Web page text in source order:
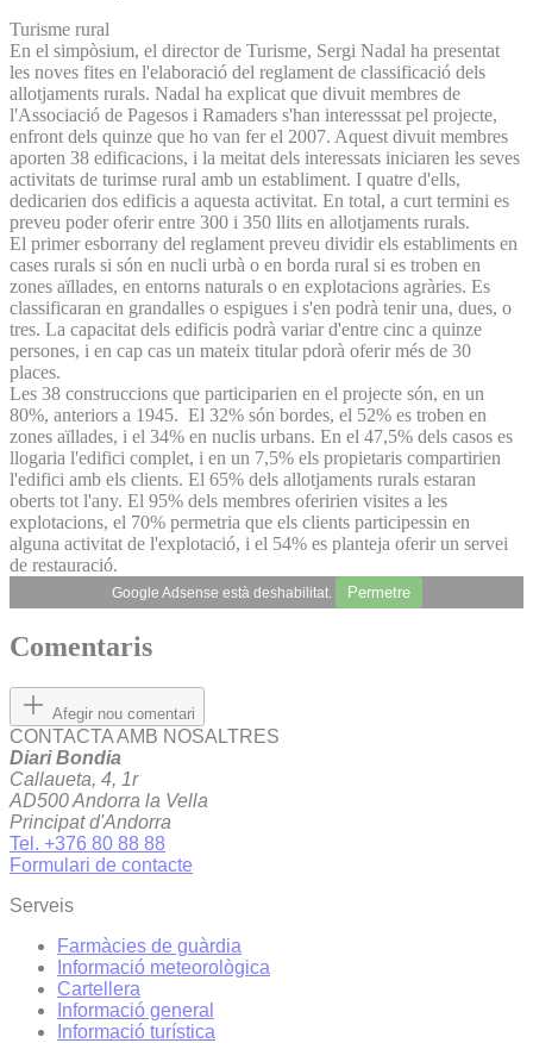
Turisme rural
En el simpòsium, el director de Turisme, Sergi Nadal ha presentat
les noves fites en l'elaboració del reglament de classificació dels
allotjaments rurals. Nadal ha explicat que divuit membres de
l'Associació de Pagesos i Ramaders s'han interesssat pel projecte,
enfront dels quinze que ho van fer el 2007. Aquest divuit membres
aporten 38 edificacions, i la meitat dels interessats iniciaren les seves
activitats de turimse rural amb un establiment. I quatre d'ells,
dedicarien dos edificis a aquesta activitat. En total, a curt termini es
preveu poder oferir entre 300 i 350 llits en allotjaments rurals.
El primer esborrany del reglament preveu dividir els establiments en
cases rurals si són en nucli urbà o en borda rural si es troben en
zones aïllades, en entorns naturals o en explotacions agràries. Es
classificaran en grandalles o espigues i s'en podrà tenir una, dues, o
tres. La capacitat dels edificis podrà variar d'entre cinc a quinze
persones, i en cap cas un mateix titular pdorà oferir més de 30
places.
Les 38 construccions que participarien en el projecte són, en un
80%, anteriors a 1945. El 32% són bordes, el 52% es troben en
zones aïllades, i el 34% en nuclis urbans. En el 47,5% dels casos es
llogaria l'edifici complet, i en un 7,5% els propietaris compartirien
l'edifici amb els clients. El 65% dels allotjaments rurals estaran
oberts tot l'any. El 95% dels membres oferirien visites a les
explotacions, el 70% permetria que els clients participessin en
alguna activitat de l'explotació, i el 54% es planteja oferir un servei
de restauració.
Google Adsense està deshabilitat. Permetre
Comentaris
Afegir nou comentari
CONTACTA AMB NOSALTRES
Diari Bondia
Callaueta, 4, 1r
AD500 Andorra la Vella
Principat d'Andorra
Tel. +376 80 88 88
Formulari de contacte
Serveis
Farmàcies de guàrdia
Informació meteorològica
Cartellera
Informació general
Informació turística